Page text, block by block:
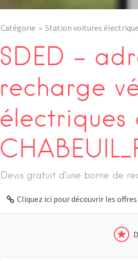
Catégorie Station voitures
SDED –
recharge
électriques
Devis gratuit d’une borne de
Cliquez ici pour découvrir les